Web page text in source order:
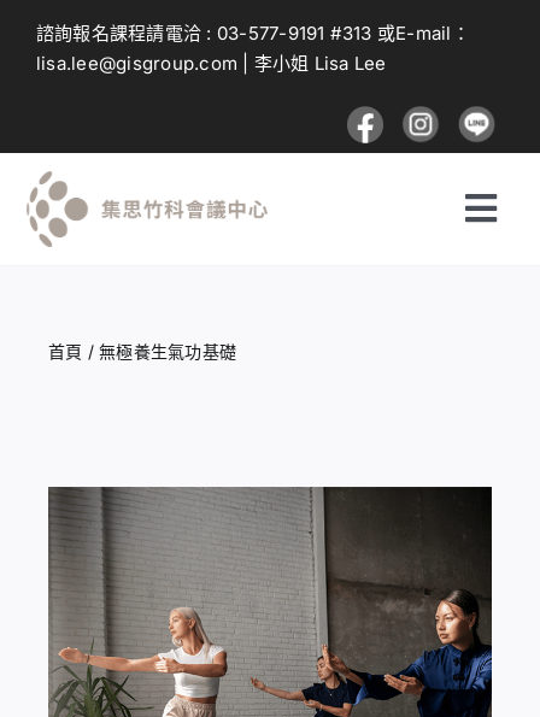
諮詢報名課程請電洽 : 03-577-9191 #313 或E-mail：
lisa.lee@gisgroup.com | 李小姐 Lisa Lee
登入及註冊流程
登入 / 註冊
購物車
首頁 /無極養生氣功基礎